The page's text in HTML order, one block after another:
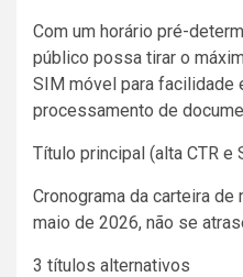
Com um horário pré-
público possa tirar o
SIM móvel para facilidade
processamento de
Título principal (alta CTR e
Cronograma da carteira
maio de 2026, não se
3 títulos alternativos